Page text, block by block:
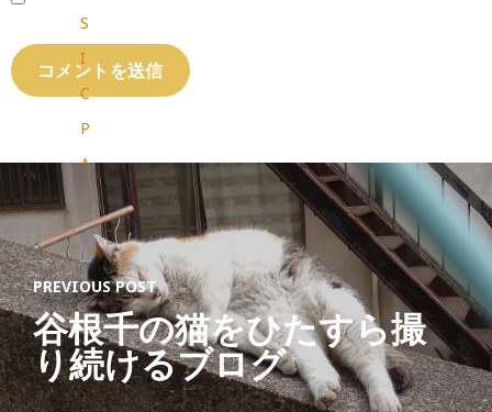
S
I
C
P
A
C
H
C
A
T
PREVIOUS POST
谷根千の猫をひたすら撮
り続けるブログ